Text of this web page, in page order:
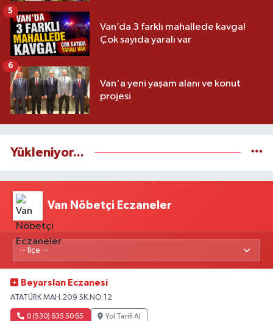
Van’da 3 farklı mahallede kavga!
Çok sayıda yaralı var
5
Van'a yeni yaşam alanı ve konut
projesi
6
Yükleniyor...
Van Nöbetçi Eczaneler
Beyarslan Eczanesi
ATATÜRK MAH.209 SK.NO:12
0 (530) 635 50 65 Yol Tarifi Al